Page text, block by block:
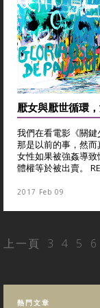
厭女與厭世循環
我們在看電影《關
那是以前的事，然
女性如果被強姦導
體權等於被出賣。
2017 Feb 09
上一頁 3 4 5 6
熱門文章